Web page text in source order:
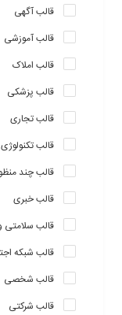
قالب آگهی
قالب آموزشی
قالب املاک
قالب پزشکی
قالب تجاری
قالب تکنولوژی
قالب چند
قالب خبری
قالب سلامتی
قالب شبکه
قالب شخصی
قالب شرکتی